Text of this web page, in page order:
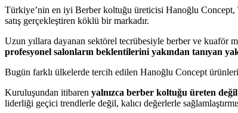
Türkiye’nin en iyi Berber koltuğu üreticisi Hanoğlu
satış gerçekleştiren köklü bir markadır.
Uzun yıllara dayanan sektörel tecrübesiyle berber ve kuaför
profesyonel salonların beklentilerini yakından tanıyan
Bugün farklı ülkelerde tercih edilen Hanoğlu Concept
Kuruluşundan itibaren yalnızca berber koltuğu üreten
liderliği geçici trendlerle değil, kalıcı değerlerle